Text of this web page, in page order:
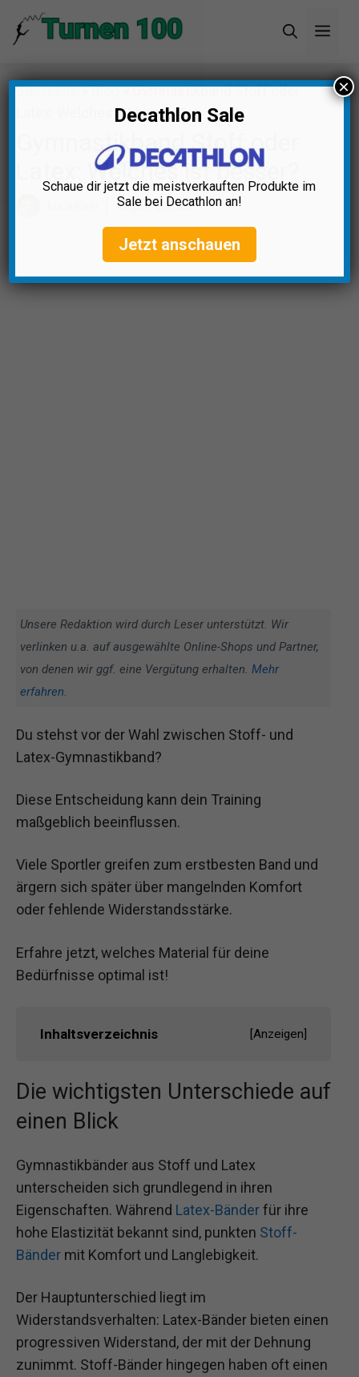
Inhalt
Startseite»Blog»Gymnastikband Stoff oder
Latex: Welches ist besser?
Gymnastikband Stoff oder
Latex: Welches ist besser?
August 6, 2025
Unsere Redaktion wird durch Leser unterstützt. Wir
verlinken u.a. auf ausgewählte Online-Shops und Partner,
von denen wir ggf. eine Vergütung erhalten. Mehr
erfahren.
Du stehst vor der Wahl zwischen Stoff- und
Latex-Gymnastikband?
Diese Entscheidung kann dein Training
maßgeblich beeinflussen.
Viele Sportler greifen zum erstbesten Band und
ärgern sich später über mangelnden Komfort
oder fehlende Widerstandsstärke.
Erfahre jetzt, welches Material für deine
Bedürfnisse optimal ist!
Inhaltsverzeichnis [Anzeigen]
Die wichtigsten Unterschiede auf
einen Blick
Gymnastikbänder aus Stoff und Latex
unterscheiden sich grundlegend in ihren
Eigenschaften. Während Latex-Bänderfür ihre
hohe Elastizität bekannt sind, punkten Stoff-
Bänder mit Komfort und Langlebigkeit.
Der Hauptunterschied liegt im
Widerstandsverhalten: Latex-Bänder bieten einen
progressiven Widerstand, der mit der Dehnung
zunimmt. Stoff-Bänder hingegen haben oft einen
Decathlon Sale
Schaue dir jetzt die meistverkauften Produkte im
Sale bei Decathlon an!
Jetzt anschauen
×